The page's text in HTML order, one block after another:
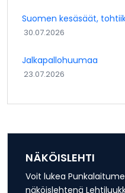
Suomen kesäsäät,
30.07.2026
Jalkapallohuumaa
23.07.2026
NÄKÖISLEHTI
Voit lukea
näköislehtenä